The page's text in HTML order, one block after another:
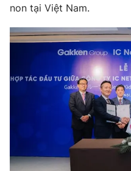
Liên hệ tòa soạn
non tại Việt Nam.